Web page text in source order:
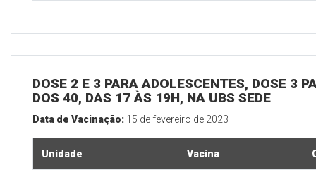
DOSE 2 E 3 PARA ADOLESCENTES, DOSE 3
DOS 40, DAS 17 ÀS 19H, NA UBS SEDE
Data de Vacinação: 15 de fevereiro de 2023
Unidade Vacina